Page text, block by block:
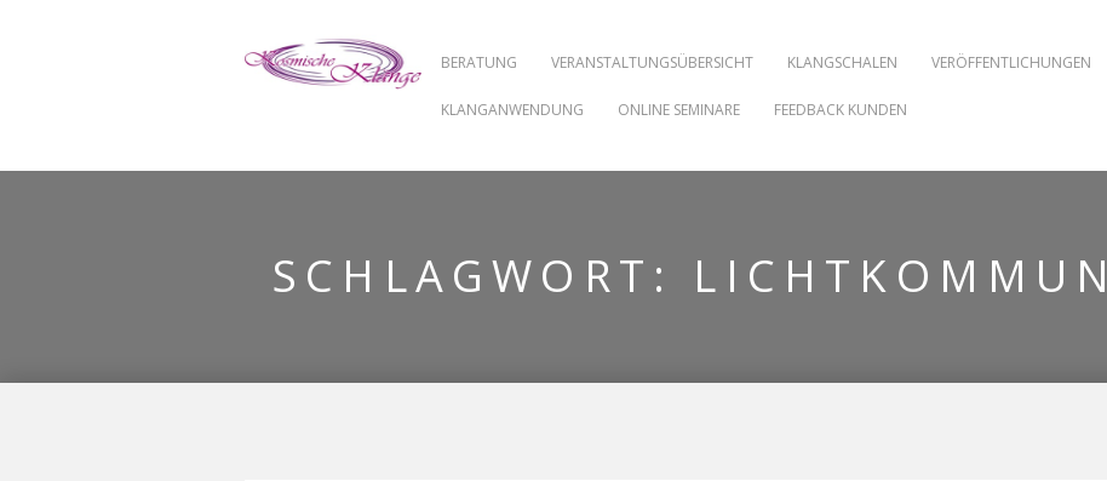
BERATUNG VERANSTALTUNGSÜBERSICHT KLANGSCHALEN VERÖFFENTLICHUNGEN
KLANGANWENDUNG ONLINE SEMINARE FEEDBACK KUNDEN
SCHLAGWORT: